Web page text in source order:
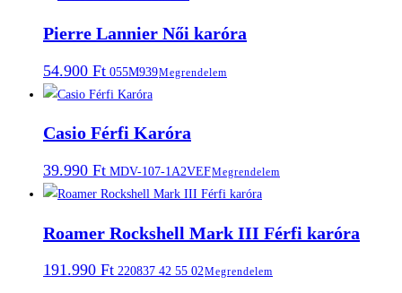
Pierre Lannier Női karóra
54.900 Ft 055M939Megrendelem
Casio Férfi Karóra
39.990 Ft MDV-107-1A2VEFMegrendelem
Roamer Rockshell Mark III Férfi karóra
191.990 Ft 220837 42 55 02Megrendelem